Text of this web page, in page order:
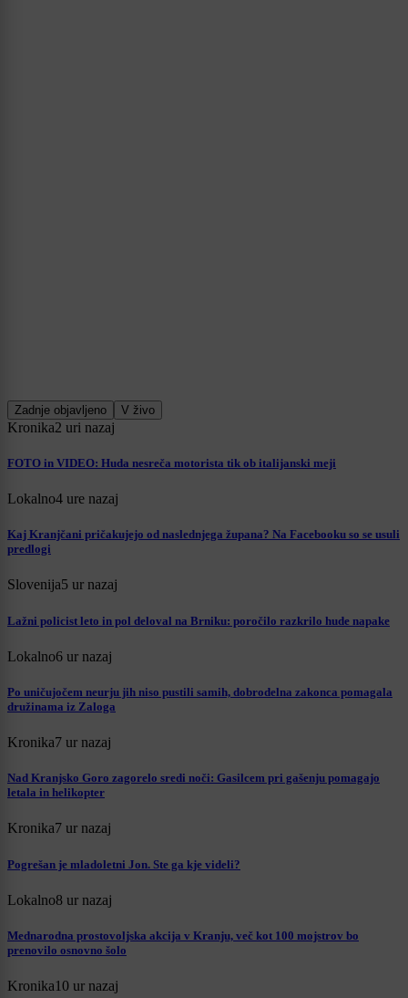
Zadnje objavljeno V živo
Kronika2 uri nazaj
FOTO in VIDEO: Huda nesreča motorista tik ob italijanski meji
Lokalno4 ure nazaj
Kaj Kranjčani pričakujejo od naslednjega župana? Na Facebooku so se usuli
predlogi
Slovenija5 ur nazaj
Lažni policist leto in pol deloval na Brniku: poročilo razkrilo hude napake
Lokalno6 ur nazaj
Po uničujočem neurju jih niso pustili samih, dobrodelna zakonca pomagala
družinama iz Zaloga
Kronika7 ur nazaj
Nad Kranjsko Goro zagorelo sredi noči: Gasilcem pri gašenju pomagajo
letala in helikopter
Kronika7 ur nazaj
Pogrešan je mladoletni Jon. Ste ga kje videli?
Lokalno8 ur nazaj
Mednarodna prostovoljska akcija v Kranju, več kot 100 mojstrov bo
prenovilo osnovno šolo
Kronika10 ur nazaj